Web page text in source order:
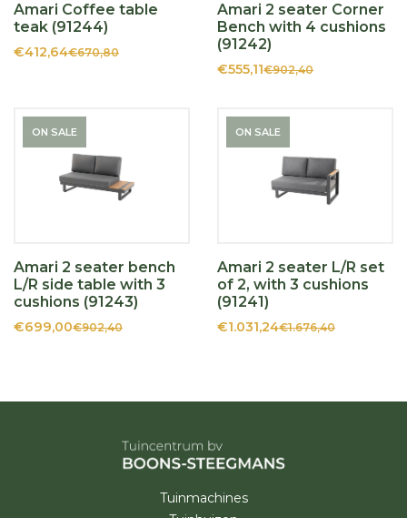
Amari Coffee table
teak (91244)
€412,64€670,80
Amari 2 seater Corner
Bench with 4 cushions
(91242)
€555,11€902,40
ON SALE
Amari 2 seater bench
L/R side table with 3
cushions (91243)
€699,00€902,40
ON SALE
Amari 2 seater L/R set
of 2, with 3 cushions
(91241)
€1.031,24€1.676,40
Tuinmachines